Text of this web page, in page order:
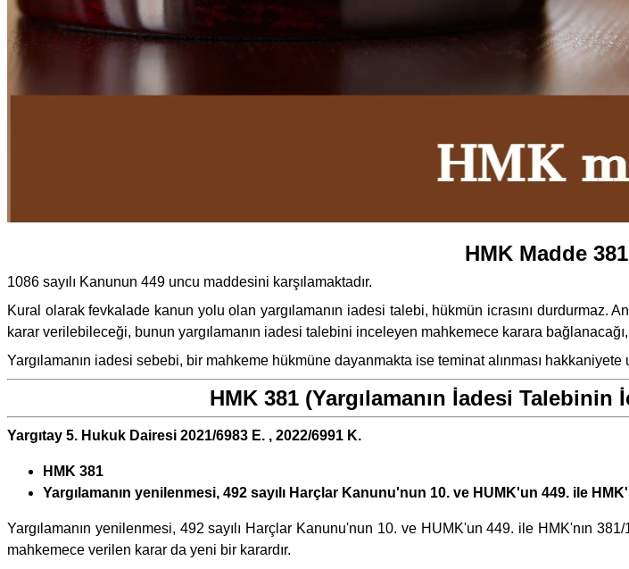
HMK Madde
1086 sayılı Kanunun 449 uncu maddesini karşılamaktadır.
Kural olarak fevkalade kanun yolu olan yargılamanın iadesi talebi, hükmün icrasını durdurmaz.
karar verilebileceği, bunun yargılamanın iadesi talebini inceleyen mahkemece karara bağlanacağı,
Yargılamanın iadesi sebebi, bir mahkeme hükmüne dayanmakta ise teminat alınması hakkaniyete
HMK 381 (Yargılamanın İadesi Talebinin
Yargıtay 5. Hukuk Dairesi 2021/6983 E. , 2022/6991 K.
HMK 381
Yargılamanın yenilenmesi, 492 sayılı Harçlar Kanunu'nun 10. ve HUMK'un 449. ile
Yargılamanın yenilenmesi, 492 sayılı Harçlar Kanunu'nun 10. ve HUMK'un 449. ile HMK'nın
mahkemece verilen karar da yeni bir karardır.